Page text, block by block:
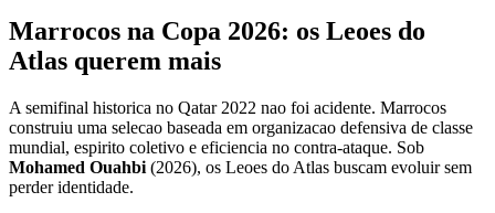
Marrocos na Copa 2026: os Leoes do
Atlas querem mais
A semifinal historica no Qatar 2022 nao foi acidente. Marrocos
construiu uma selecao baseada em organizacao defensiva de classe
mundial, espirito coletivo e eficiencia no contra-ataque. Sob
Mohamed Ouahbi (2026), os Leoes do Atlas buscam evoluir sem
perder identidade.